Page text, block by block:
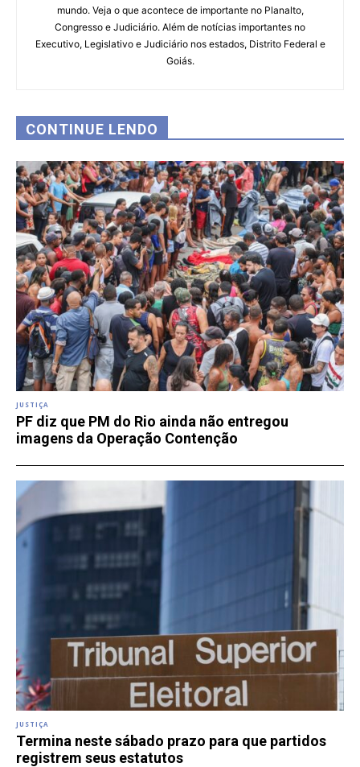
mundo. Veja o que acontece de importante no Planalto,
Congresso e Judiciário. Além de notícias importantes no
Executivo, Legislativo e Judiciário nos estados, Distrito Federal e
Goiás.
CONTINUE LENDO
JUSTIÇA
PF diz que PM do Rio ainda não entregou
imagens da Operação Contenção
JUSTIÇA
Termina neste sábado prazo para que partidos
registrem seus estatutos